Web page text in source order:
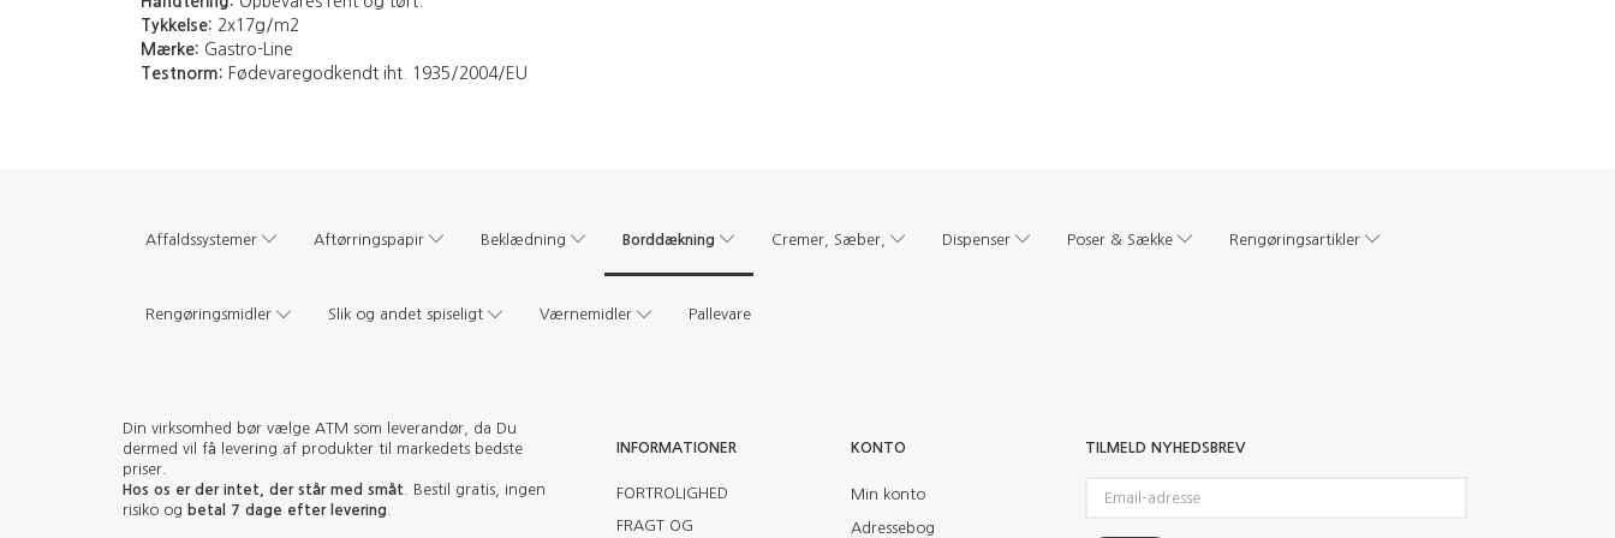
Tykkelse: 2x17g/m2
Mærke: Gastro-Line
Testnorm: Fødevaregodkendt iht. 1935/2004/EU
Affaldssystemer Aftørringspapir Beklædning Borddækning Cremer, Sæber, Dispenser Poser & Sække Rengøringsartikler
Rengøringsmidler Slik og andet spiseligt Værnemidler Pallevare
Din virksomhed bør vælge ATM som leverandør, da Du
dermed vil få levering af produkter til markedets bedste
priser.
Hos os er der intet, der står med småt . Bestil gratis, ingen
risiko og betal 7 dage efter levering
INFORMATIONER
FORTROLIGHED
FRAGT OG
KONTO
Min konto
Adressebog
TILMELD NYHEDSBREV
adresse